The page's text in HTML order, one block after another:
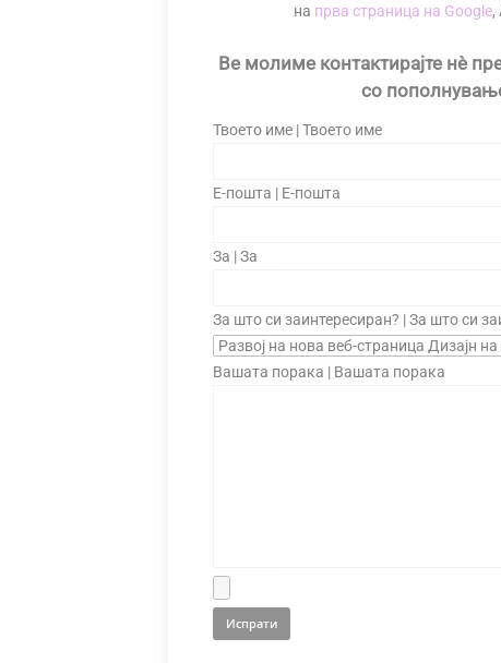
на прва страница на Google,
Ве молиме контактирајте нè
со
Твоето име | Твоето име
Е-пошта | Е-пошта
За | За
За што си заинтересиран? | За што си
Вашата порака | Вашата порака